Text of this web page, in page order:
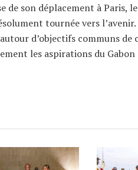
son déplacement à Paris,
tournée vers
d’objectifs communs
les aspirations du